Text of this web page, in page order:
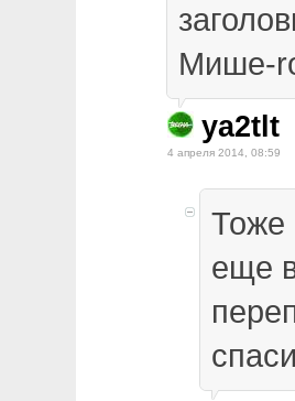
Мише-
ya2tlt
4 апреля 2014, 08:59
Тоже
еще